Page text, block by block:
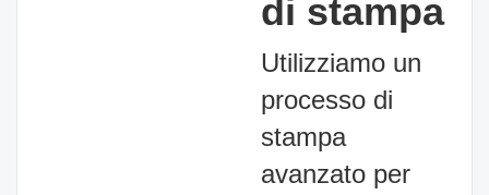
di stampa
Utilizziamo un
processo di
stampa
avanzato per